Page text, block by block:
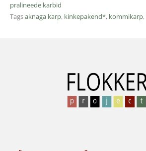
pralineede karbid
Tagsaknaga karp, kinkepakend*, kommikarp,